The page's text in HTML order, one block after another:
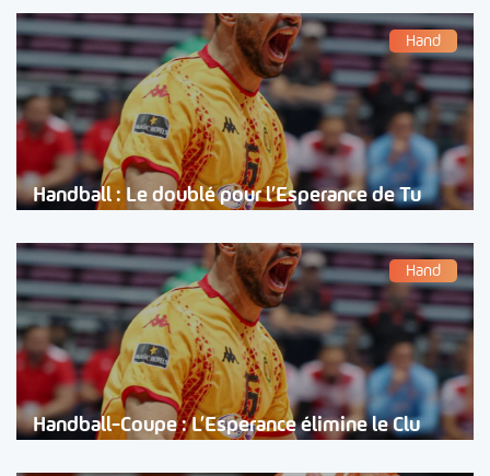
Hand
Handball : Le doublé pour l’Esperance de Tu
Hand
Handball-Coupe : L’Esperance élimine le Clu